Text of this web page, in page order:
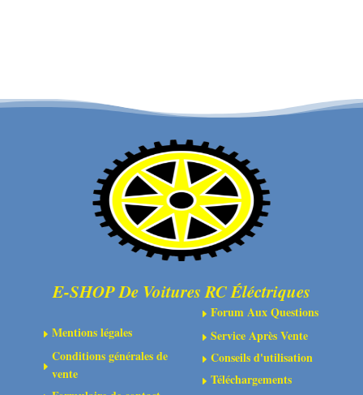
:
(10)
E-SHOP De Voitures RC Éléctriques
EMentions légales
E
Conditions générales de
vente
E Forum Aux Questions
E Service Après Vente
E Conseils d'utilisation
E Téléchargements